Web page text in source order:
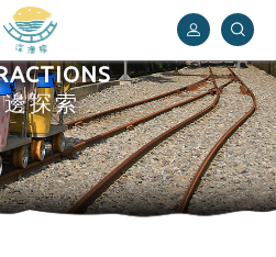
深澳鐵道自行車
探索